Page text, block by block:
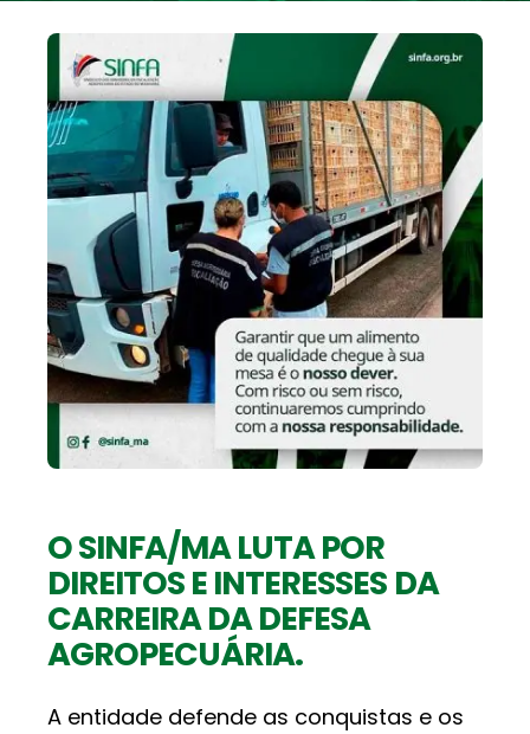
NOTÍCIAS
BARREIRAS
PCCR JÁ – Galeria
O SINFA/MA LUTA POR
DIREITOS E INTERESSES DA
CARREIRA DA DEFESA
AGROPECUÁRIA.
A entidade defende as conquistas e os